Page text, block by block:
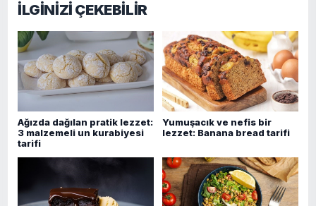
İLGİNİZİ ÇEKEBİLİR
Ağızda dağılan pratik lezzet:
3 malzemeli un kurabiyesi
tarifi
Yumuşacık ve nefis bir
lezzet: Banana bread tarifi